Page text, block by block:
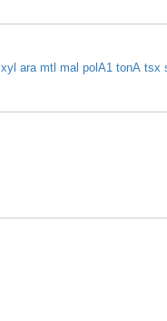
xyl ara mtl mal polA1 tonA tsx